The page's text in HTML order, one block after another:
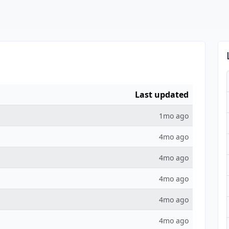
Last updated
1mo ago
4mo ago
4mo ago
4mo ago
4mo ago
4mo ago